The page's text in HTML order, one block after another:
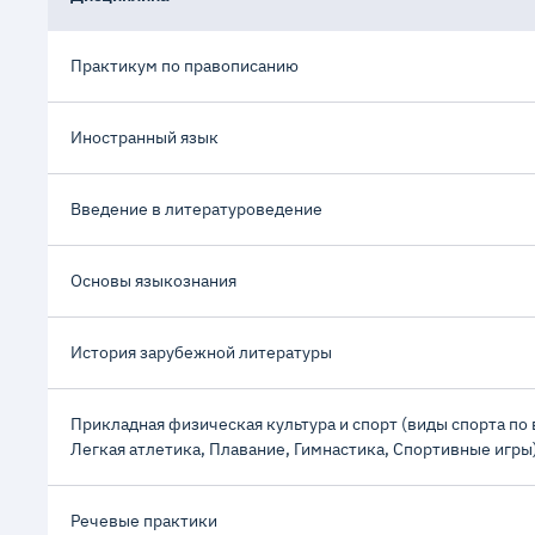
Практикум по правописанию
Иностранный язык
Введение в литературоведение
Основы языкознания
История зарубежной литературы
Прикладная физическая культура и спорт (виды спорта по
Речевые практики
История России
Фольклор
Возрастная анатомия, физиология и культура здоровья
Дисциплина
Практикум по правописанию
Иностранный язык
Введение в литературоведение
Основы языкознания
История зарубежной литературы
Прикладная физическая культура и спорт (виды спорта по
Легкая атлетика, Плавание, Гимнастика, Спортивные
Речевые практики